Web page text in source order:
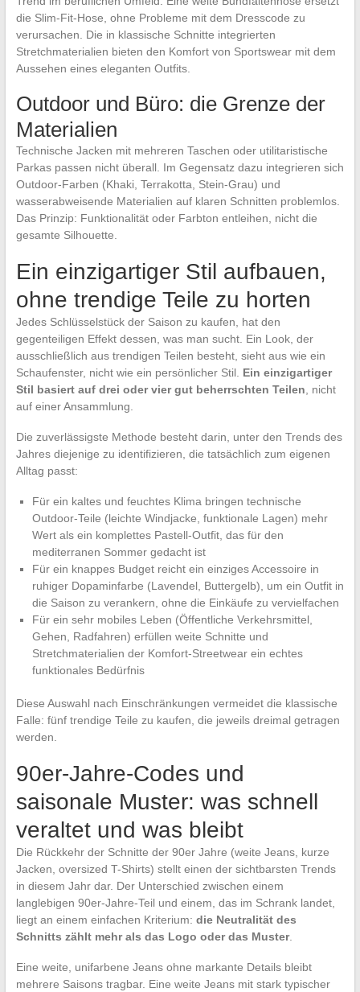
die Slim-Fit-Hose, ohne Probleme mit dem Dresscode zu
verursachen. Die in klassische Schnitte integrierten
Stretchmaterialien bieten den Komfort von Sportswear mit dem
Aussehen eines eleganten Outfits.
Outdoor und Büro: die Grenze der
Materialien
Technische Jacken mit mehreren Taschen oder utilitaristische
Parkas passen nicht überall. Im Gegensatz dazu integrieren sich
Outdoor-Farben (Khaki, Terrakotta, Stein-Grau) und
wasserabweisende Materialien auf klaren Schnitten problemlos.
Das Prinzip: Funktionalität oder Farbton entleihen, nicht die
gesamte Silhouette.
Ein einzigartiger Stil aufbauen,
ohne trendige Teile zu horten
Jedes Schlüsselstück der Saison zu kaufen, hat den
gegenteiligen Effekt dessen, was man sucht. Ein Look, der
ausschließlich aus trendigen Teilen besteht, sieht aus wie ein
Schaufenster, nicht wie ein persönlicher Stil. Ein einzigartiger
Stil basiert auf drei oder vier gut beherrschten Teilen, nicht
auf einer Ansammlung.
Die zuverlässigste Methode besteht darin, unter den Trends des
Jahres diejenige zu identifizieren, die tatsächlich zum eigenen
Alltag passt:
Für ein kaltes und feuchtes Klima bringen technische
Outdoor-Teile (leichte Windjacke, funktionale Lagen) mehr
Wert als ein komplettes Pastell-Outfit, das für den
mediterranen Sommer gedacht ist
Für ein knappes Budget reicht ein einziges Accessoire in
ruhiger Dopaminfarbe (Lavendel, Buttergelb), um ein Outfit in
die Saison zu verankern, ohne die Einkäufe zu vervielfachen
Für ein sehr mobiles Leben (Öffentliche Verkehrsmittel,
Gehen, Radfahren) erfüllen weite Schnitte und
Stretchmaterialien der Komfort-Streetwear ein echtes
funktionales Bedürfnis
Diese Auswahl nach Einschränkungen vermeidet die klassische
Falle: fünf trendige Teile zu kaufen, die jeweils dreimal getragen
werden.
90er-Jahre-Codes und
saisonale Muster: was schnell
veraltet und was bleibt
Die Rückkehr der Schnitte der 90er Jahre (weite Jeans, kurze
Jacken, oversized T-Shirts) stellt einen der sichtbarsten Trends
in diesem Jahr dar. Der Unterschied zwischen einem
langlebigen 90er-Jahre-Teil und einem, das im Schrank landet,
liegt an einem einfachen Kriterium: die Neutralität des
Schnitts zählt mehr als das Logo oder das Muster.
Eine weite, unifarbene Jeans ohne markante Details bleibt
mehrere Saisons tragbar. Eine weite Jeans mit stark typischer